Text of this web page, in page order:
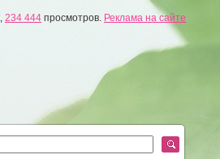
234 444 просмотров. Реклама на сайте